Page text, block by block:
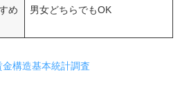
め
男女どちらでもOK
金構造基本統計調査